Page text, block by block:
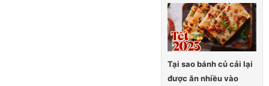
Tại sao bánh củ cải lại
được ăn nhiều vào